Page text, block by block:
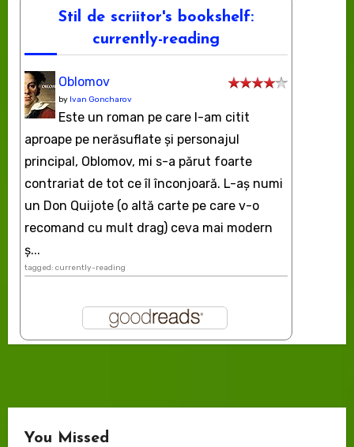
Stil de scriitor's bookshelf:
currently-reading
Oblomov
by Ivan Goncharov
Este un roman pe care l-am citit
aproape pe nerăsuflate şi personajul
principal, Oblomov, mi s-a părut foarte
contrariat de tot ce îl înconjoară. L-aş numi
un Don Quijote (o altă carte pe care v-o
recomand cu mult drag) ceva mai modern
ș...
tagged: currently-reading
You Missed